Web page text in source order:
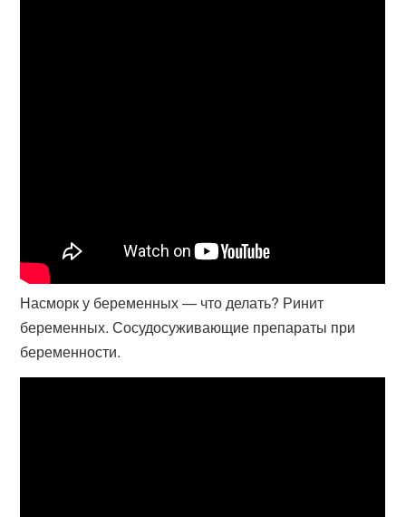
Насморк у беременных — что делать? Ринит
беременных. Сосудосуживающие препараты при
беременности.